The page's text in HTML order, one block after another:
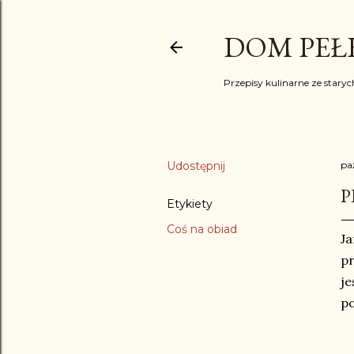
DOM
Przepisy kulinarne ze
Udostępnij
Etykiety
Coś na obiad